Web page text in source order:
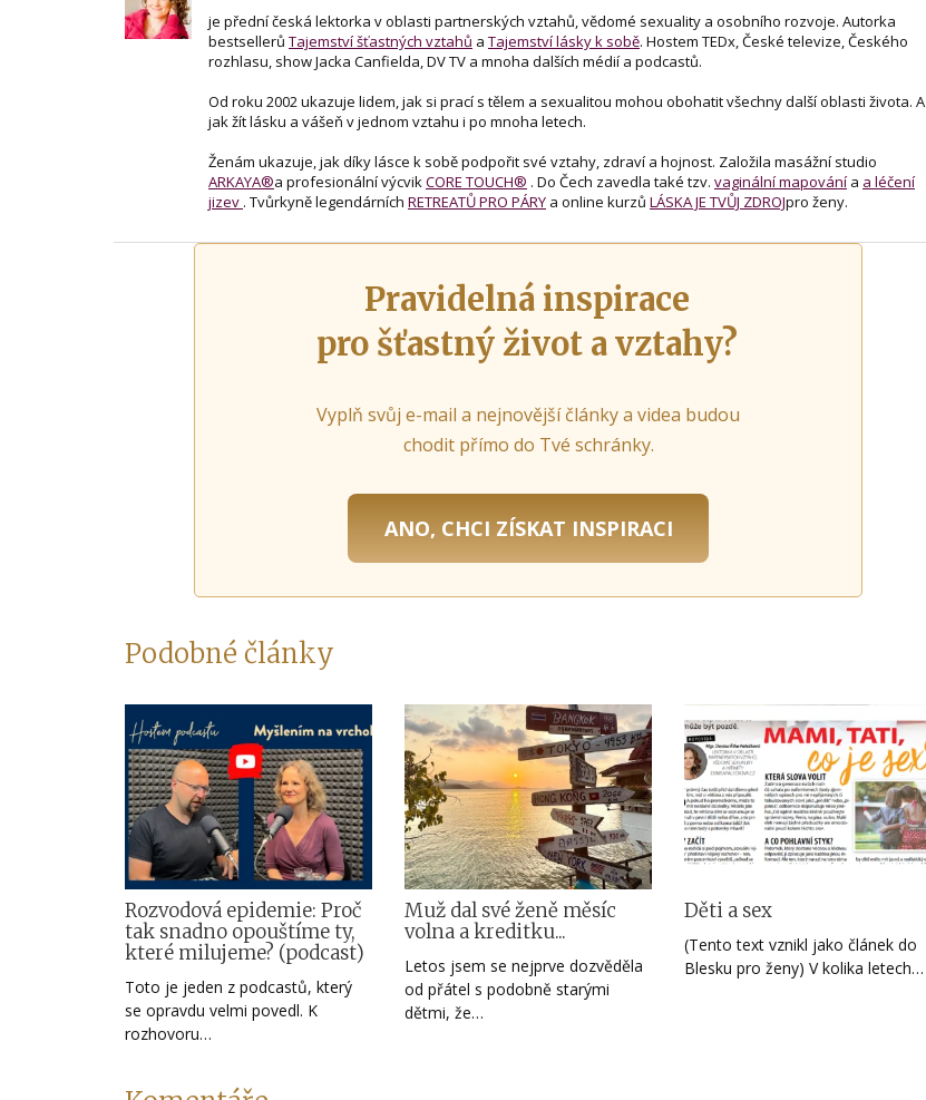
je přední česká lektorka v oblasti partnerských vztahů, vědomé sexuality a osobního rozvoje. Autorka
bestsellerů Tajemství šťastných vztahů a Tajemství lásky k sobě. Hostem TEDx, České televize, Českého
rozhlasu, show Jacka Canfielda, DV TV a mnoha dalších médií a podcastů.
Od roku 2002 ukazuje lidem, jak si prací s tělem a sexualitou mohou obohatit všechny další oblasti života. A
jak žít lásku a vášeň v jednom vztahu i po mnoha letech.
Ženám ukazuje, jak díky lásce k sobě podpořit své vztahy, zdraví a hojnost. Založila masážní studio
ARKAYA®a profesionální výcvikCORE TOUCH® . Do Čech zavedla také tzv. vaginální mapování a a léčení
jizev . Tvůrkyně legendárních RETREATŮ PRO PÁRY a online kurzů LÁSKA JE TVŮJ ZDROJpro ženy.
Pravidelná inspirace
pro šťastný život a vztahy?
Vyplň svůj e-mail a nejnovější články a videa budou
chodit přímo do Tvé schránky.
ANO, CHCI ZÍSKAT INSPIRACI
Podobné články
Rozvodová epidemie: Proč
tak snadno opouštíme ty,
které milujeme? (podcast)
Toto je jeden z podcastů, který
se opravdu velmi povedl. K
rozhovoru…
Muž dal své ženě měsíc
volna a kreditku...
Letos jsem se nejprve dozvěděla
od přátel s podobně starými
dětmi, že…
Děti a sex
(Tento text vznikl jako článek do
Blesku pro ženy) V kolika letech…